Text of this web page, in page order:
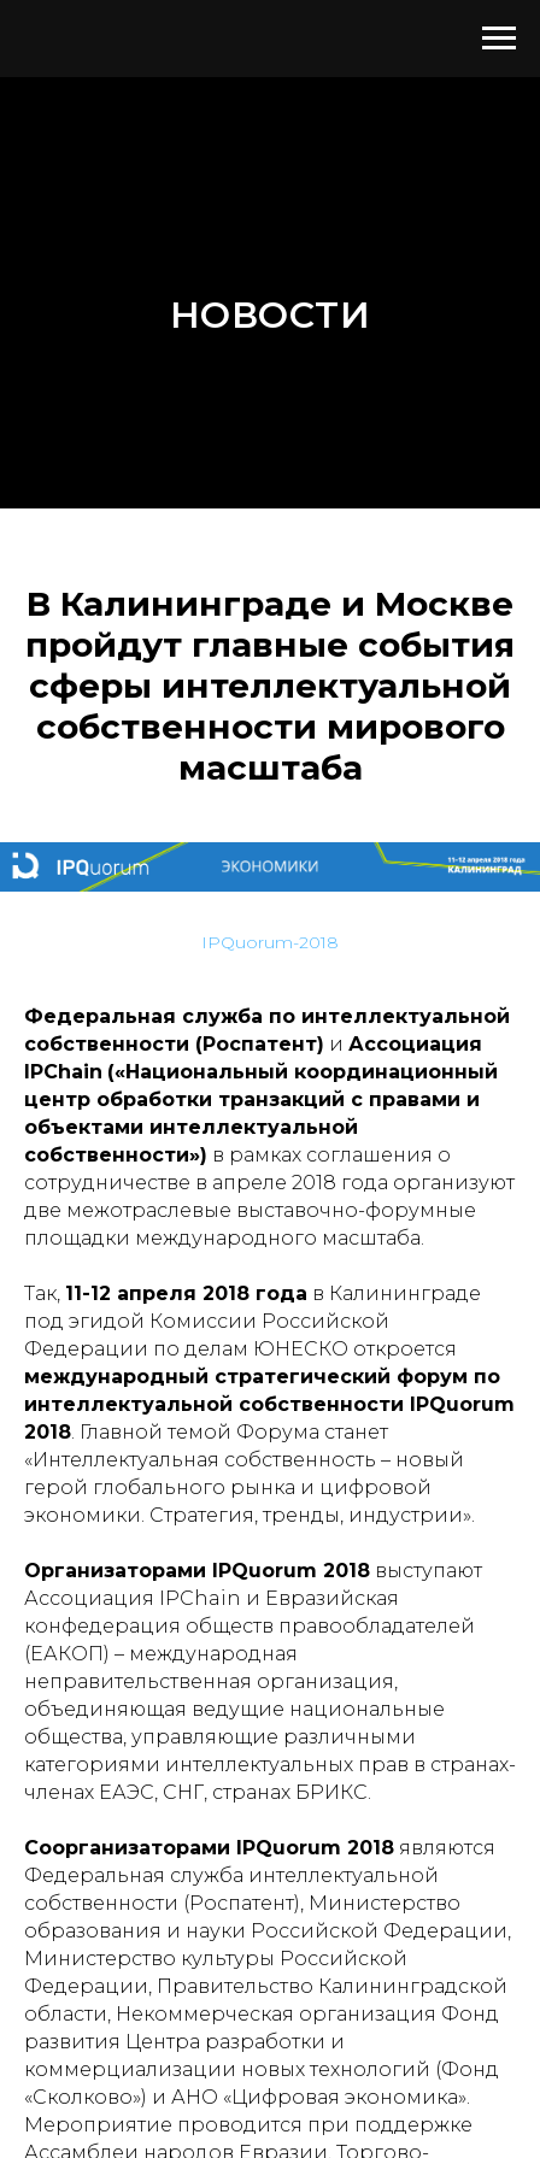
НОВОСТИ
В Калининграде и Москве
пройдут главные события
сферы интеллектуальной
собственности мирового
масштаба
IPQuorum-2018
Федеральная служба по интеллектуальной
собственности (Роспатент) и Ассоциация
IPChain («Национальный координационный
центр обработки транзакций с правами и
объектами интеллектуальной
собственности») в рамках соглашения о
сотрудничестве в апреле 2018 года организуют
две межотраслевые выставочно-форумные
площадки международного масштаба.
Так, 11-12 апреля 2018 года в Калининграде
под эгидой Комиссии Российской
Федерации по делам ЮНЕСКО откроется
международный стратегический форум по
интеллектуальной собственности IPQuorum
2018. Главной темой Форума станет
«Интеллектуальная собственность – новый
герой глобального рынка и цифровой
экономики. Стратегия, тренды, индустрии».
Организаторами IPQuorum 2018 выступают
Ассоциация IPChain и Евразийская
конфедерация обществ правообладателей
(ЕАКОП) – международная
неправительственная организация,
объединяющая ведущие национальные
общества, управляющие различными
категориями интеллектуальных прав в странах-
членах ЕАЭС, СНГ, странах БРИКС.
Соорганизаторами IPQuorum 2018 являются
Федеральная служба интеллектуальной
собственности (Роспатент), Министерство
образования и науки Российской Федерации,
Министерство культуры Российской
Федерации, Правительство Калининградской
области, Некоммерческая организация Фонд
развития Центра разработки и
коммерциализации новых технологий (Фонд
«Сколково») и АНО «Цифровая экономика».
Мероприятие проводится при поддержке
Ассамблеи народов Евразии, Торгово-